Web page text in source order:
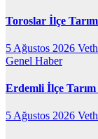
Toroslar İlçe
5 Ağustos 2026
Genel Haber
Erdemli İlçe
5 Ağustos 2026